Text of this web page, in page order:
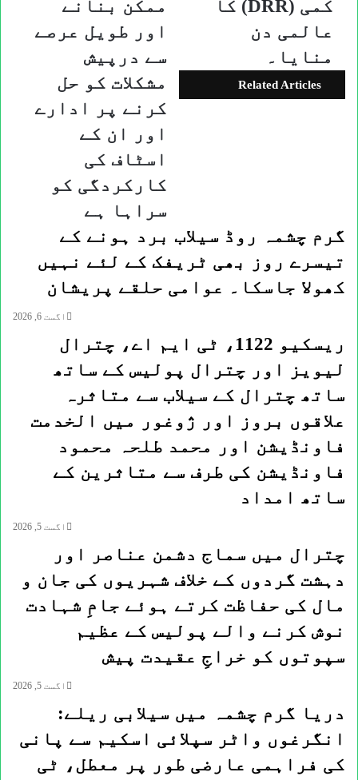
سکینڈری
سکول
دو
پورشن
صاف
پانی
دستیابی
کو
بنانے
طویل
عرصے
حل
کرنے
پر
ادارے
اور
ان
کے
اسٹاف
ہے
ممکن بنانے
اور طویل عرصے
سے درپیش
مشکلات کو حل
کرنے پر ادارے
اور ان کے
اسٹاف کی
کارکردگی کو
سراہا ہے
آفات
کے
میں
کمی
(DRR)
کمی (DRR) کا
عالمی دن
منایا۔
Related Articles
گرم چشمہ روڈ سیلاب برد ہونے کے
تیسرے روز بھی ٹریفک کے لئے نہیں
کھولا جاسکا۔ عوامی حلقے پریشان
اگست 6, 2026
ریسکیو 1122، ٹی ایم اے، چترال
لیویز اور چترال پولیس کے ساتھ
ساتھ چترال کے سیلاب سے متاثرہ
علاقوں بروز اور ژوغور میں الخدمت
فاونڈیشن اور محمد طلحہ محمود
فاونڈیشن کی طرف سے متاثرین کے
ساتھ امداد
اگست 5, 2026
چترال میں سماج دشمن عناصر اور
دہشت گردوں کے خلاف شہریوں کی جان و
مال کی حفاظت کرتے ہوئے جامِ شہادت
نوش کرنے والے پولیس کے عظیم
سپوتوں کو خراجِ عقیدت پیش
اگست 5, 2026
دریا گرم چشمہ میں سیلابی ریلے:
انگرغوں واٹر سپلائی اسکیم سے پانی
کی فراہمی عارضی طور پر معطل، ٹی